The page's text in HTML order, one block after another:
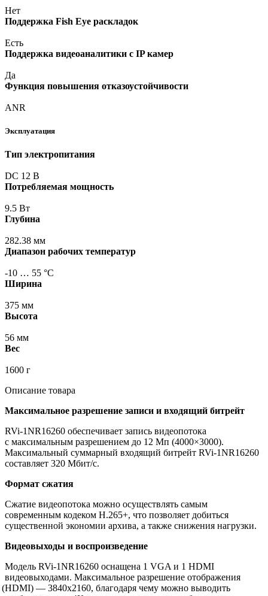
Нет
Поддержка Fish Eye раскладок
Есть
Поддержка видеоаналитики с IP камер
Да
Функция повышения отказоустойчивости
ANR
Эксплуатация
Тип электропитания
DC 12 В
Потребляемая мощность
9.5 Вт
Глубина
282.38 мм
Диапазон рабочих температур
-10 … 55 °С
Ширина
375 мм
Высота
56 мм
Вес
1600 г
Описание товара
Максимальное разрешение записи и входящий битрейт
RVi-1NR16260 обеспечивает запись видеопотока
с максимальным разрешением до 12 Мп (4000×3000).
Максимальный суммарный входящий битрейт RVi-1NR16260
составляет 320 Мбит/с.
Формат сжатия
Сжатие видеопотока можно осуществлять самым
современным кодеком H.265+, что позволяет добиться
существенной экономии архива, а также снижения нагрузки.
Видеовыходы и воспроизведение
Модель RVi-1NR16260 оснащена 1 VGA и 1 HDMI
видеовыходами. Максимальное разрешение отображения
(HDMI) — 3840х2160, благодаря чему можно выводить